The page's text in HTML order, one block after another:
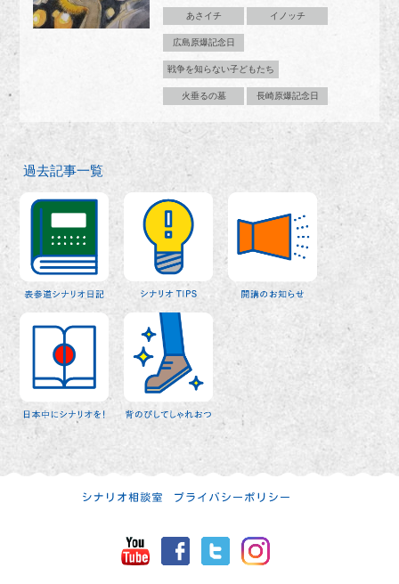
あさイチ イノッチ
広島原爆記念日
戦争を知らない子どもたち
火垂るの墓 長崎原爆記念日
過去記事一覧